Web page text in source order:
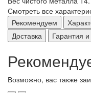
Смотреть все
Рекомендуем
Доставка
Гарантия и
Возможно, вас также